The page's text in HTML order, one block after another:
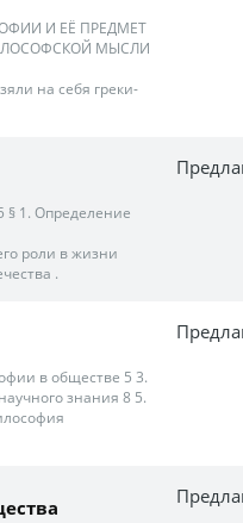
И ЕЁ ПРЕДМЕТ
МЫСЛИ
на себя греки-
§ 1. Определение
роли в жизни
.
в обществе 5 3.
знания 8 5.